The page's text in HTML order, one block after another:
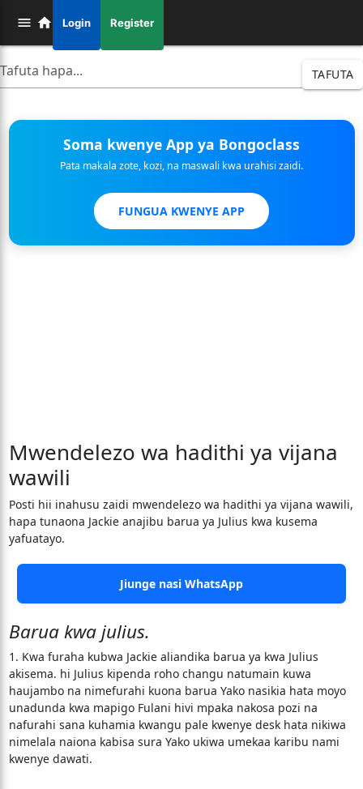
Login Register
TAFUTA
Soma kwenye App ya Bongoclass
Pata makala zote, kozi, na maswali kwa urahisi zaidi.
FUNGUA KWENYE APP
Mwendelezo wa hadithi ya vijana
wawili
Posti hii inahusu zaidi mwendelezo wa hadithi ya vijana wawili,
hapa tunaona Jackie anajibu barua ya Julius kwa kusema
yafuatayo.
Jiunge nasi WhatsApp
Barua kwa julius.
1. Kwa furaha kubwa Jackie aliandika barua ya kwa Julius
akisema. hi Julius kipenda roho changu natumain kuwa
haujambo na nimefurahi kuona barua Yako nasikia hata moyo
unadunda kwa mapigo Fulani hivi mpaka nakosa pozi na
nafurahi sana kuhamia kwangu pale kwenye desk hata nikiwa
nimelala naiona kabisa sura Yako ukiwa umekaa karibu nami
kwenye dawati.